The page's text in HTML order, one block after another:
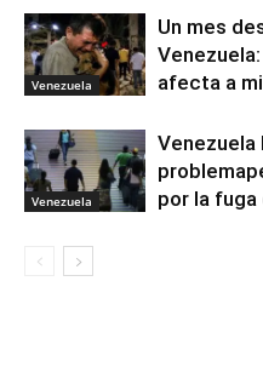
Venezuela
Un mes
afecta a
Venezuela
Venezuela
por la